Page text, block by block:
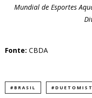
Mundial de Esportes
Fonte: CBDA
#BRASIL